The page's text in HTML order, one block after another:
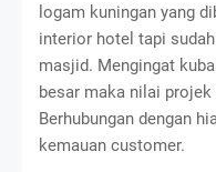
logam kuningan yang
interior hotel tapi
masjid. Mengingat
besar maka nilai
Berhubungan dengan
kemauan customer.